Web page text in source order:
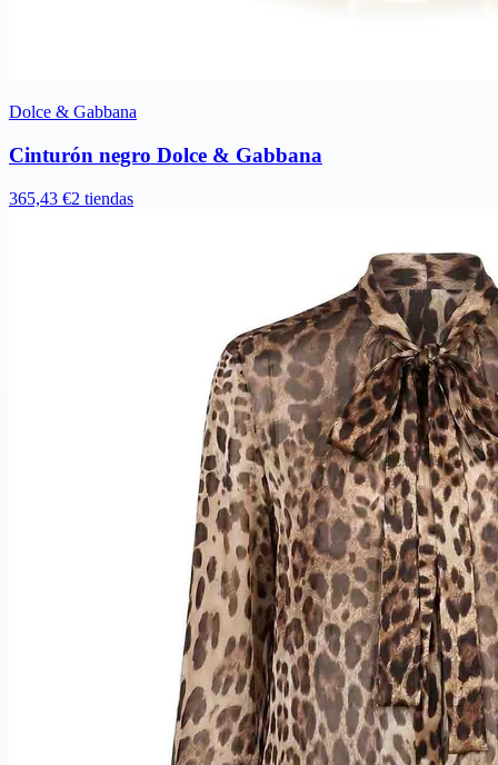
Dolce & Gabbana
Cinturón negro Dolce & Gabbana
365,43 €2 tiendas